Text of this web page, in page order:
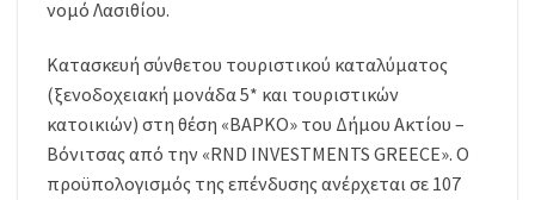
νομό Λασιθίου.
Κατασκευή σύνθετου τουριστικού καταλύματος
(ξενοδοχειακή μονάδα 5* και τουριστικών
κατοικιών) στη θέση «ΒΑΡΚΟ» του Δήμου Ακτίου –
Βόνιτσας από την «RND INVESTMENTS GREECE». Ο
προϋπολογισμός της επένδυσης ανέρχεται σε 107